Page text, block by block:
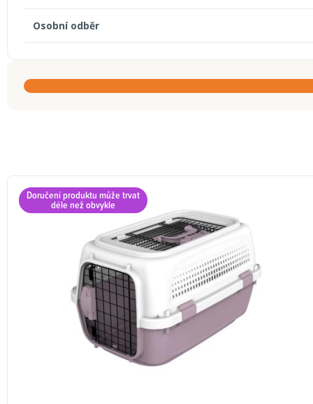
Osobní odběr
Doručení produktu může trvat
déle než obvykle